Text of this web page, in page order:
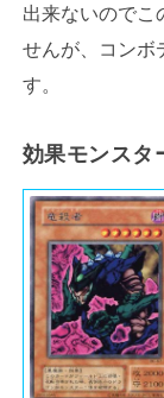
出来ないのでこ
せんが、コンボ
す。
効果モンスタ